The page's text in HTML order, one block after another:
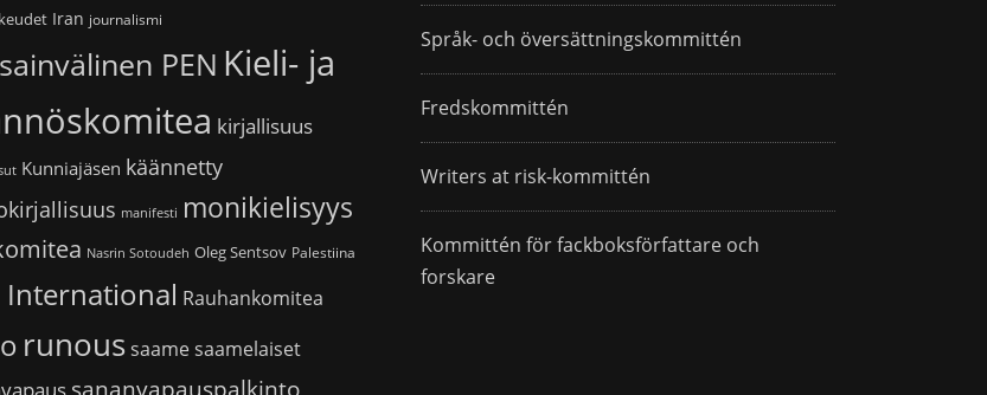
Iran journalismi
PEN Kieli- ja
kirjallisuus
Kunniajäsen käännetty
manifesti monikielisyys
Nasrin Sotoudeh Oleg Sentsov Palestiina
International Rauhankomitea
runoussaamesaamelaiset
sananvapauspalkinto
Språk- och översättningskommittén
Fredskommittén
Writers at risk-kommittén
Kommittén för fackboksförfattare och
forskare